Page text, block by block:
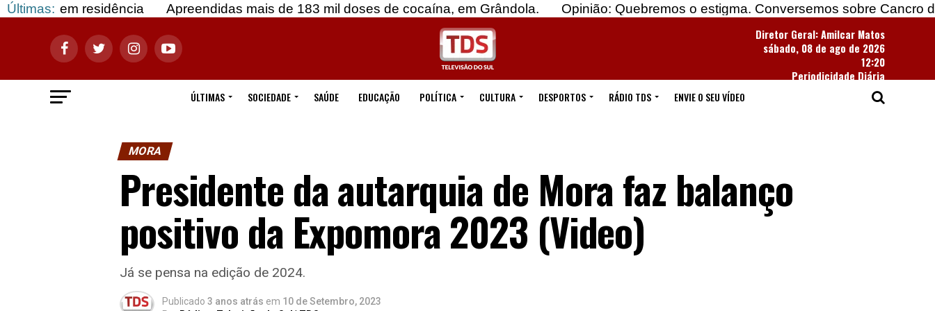
Últimas:
residência Apreendidas mais de 183 mil doses de cocaína, em Grândola.
Opinião: Quebremos o estigma. Conversemos sobre Cancro do Pulmão
Diretor Geral: Amilcar Matos
sábado, 08 de ago de 2026
12:20
Periodicidade Diária
ÚLTIMAS
SOCIEDADE SAÚDE EDUCAÇÃO POLÍTICA CULTURA DESPORTOS RÁDIO TDS ENVIE O SEU VÍDEO
MORA
Presidente da autarquia de Mora faz balanço
positivo da Expomora 2023 (Video)
Já se pensa na edição de 2024.
Publicado 3 anos atrás em 10 de Setembro, 2023